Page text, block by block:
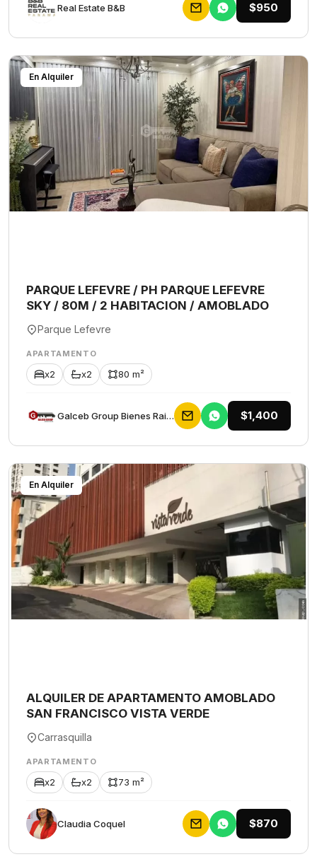
Rеаl Еstаtе В&В $950
En Alquiler
PARQUE LEFEVRE / PH PARQUE LEFEVRE
SKY / 80M / 2 HABITACION / AMOBLADO
Parque Lefevre
APARTAMENTO
x2 x2 80 m²
Galceb Group Bienes Raices $1,400
En Alquiler
ALQUILER DE APARTAMENTO AMOBLADO
SAN FRANCISCO VISTA VERDE
Carrasquilla
APARTAMENTO
x2 x2 73 m²
Claudia Coquel $870